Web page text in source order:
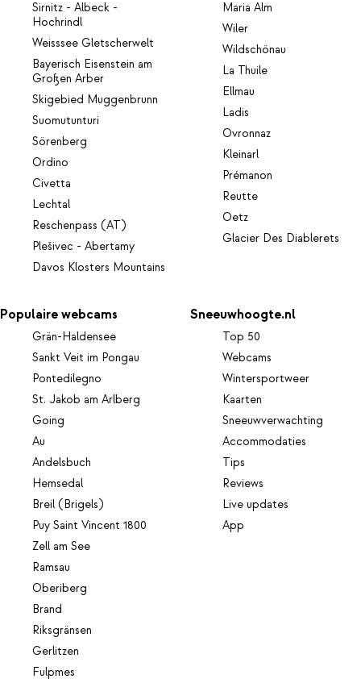
Sirnitz - Albeck -
Hochrindl
Weisssee Gletscherwelt
Bayerisch Eisenstein am
Großen Arber
Skigebied Muggenbrunn
Suomutunturi
Sörenberg
Ordino
Civetta
Lechtal
Reschenpass (AT)
Plešivec - Abertamy
Davos Klosters Mountains
Maria Alm
Wiler
Wildschönau
La Thuile
Ellmau
Ladis
Ovronnaz
Kleinarl
Prémanon
Reutte
Oetz
Glacier Des Diablerets
Populaire webcams
Grän-Haldensee
Sankt Veit im Pongau
Pontedilegno
St. Jakob am Arlberg
Going
Au
Andelsbuch
Hemsedal
Breil (Brigels)
Puy Saint Vincent 1800
Zell am See
Ramsau
Oberiberg
Brand
Riksgränsen
Gerlitzen
Fulpmes
Sneeuwhoogte.nl
Top 50
Webcams
Wintersportweer
Kaarten
Sneeuwverwachting
Accommodaties
Tips
Reviews
Live updates
App